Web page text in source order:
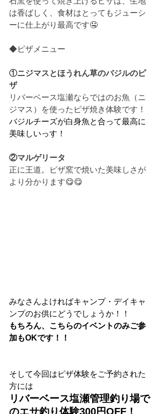
は香ばしく、食材はとってもジューシ
ーに仕上がり最高です🤤
◆ピザメニュー
①ニジマスとほうれん草のバジルのピ
ザ
リバーベース塩瀬ならではのお魚（ニ
ジマス）を使ったピザ焼き体験です！
バジルチーズが白身魚と合って最高に
美味しいっす！
②マルゲリータ
正に王道。ピザ窯で焼いた美味しさが
より分かります😋😋
みなさんよければキャンプ・デイキャ
ンプのお供にどうでしょうか！！
もちろん、こちらのイベントのみご参
加もOKです！！
そして今回はピザ体験をご予約された
方には
リバーベース塩瀬管理釣り場で
のエサ釣り体験300円OFF！